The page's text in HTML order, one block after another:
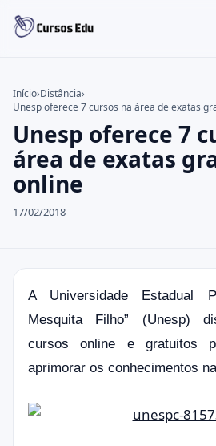
Inglês
Idiomas
espanhol
Buscar no site
Buscar por:
Pressione Enter para buscar ou
Início›Distância›
Unesp oferece 7 cursos na área de exatas
Unesp oferece 7
área de exatas
online
17/02/2018
A Universidade Estadual
Mesquita Filho” (Unesp)
cursos online e gratuitos
aprimorar os conhecimentos